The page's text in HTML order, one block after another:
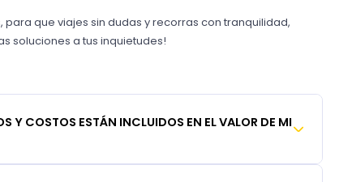
que viajes sin dudas y recorras con tranquilidad,
soluciones a tus inquietudes!
Y COSTOS ESTÁN INCLUIDOS EN EL VALOR DE MI